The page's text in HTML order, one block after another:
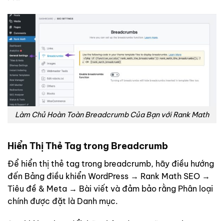
Làm Chủ Hoàn Toàn Breadcrumb Của Bạn với Rank Math
Hiển Thị Thẻ Tag trong Breadcrumb
Để hiển thị thẻ tag trong breadcrumb, hãy điều hướng
đến Bảng điều khiển WordPress → Rank Math SEO →
Tiêu đề & Meta → Bài viết và đảm bảo rằng Phân loại
chính được đặt là Danh mục.